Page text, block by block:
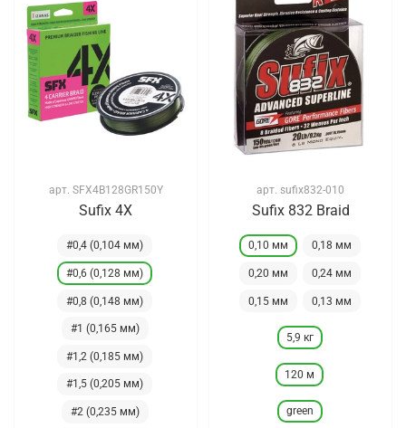
арт. SFX4B128GR150Y
Sufix 4X
#0,4 (0,104 мм)
#0,6 (0,128 мм)
#0,8 (0,148 мм)
#1 (0,165 мм)
#1,2 (0,185 мм)
#1,5 (0,205 мм)
#2 (0,235 мм)
арт. sufix832-010
Sufix 832 Braid
0,10 мм 0,18 мм
0,20 мм 0,24 мм
0,15 мм 0,13 мм
5,9 кг
120 м
green